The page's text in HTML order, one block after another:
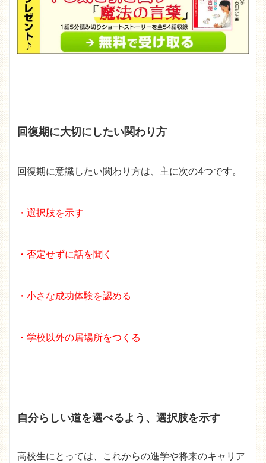
回復期に大切にしたい関わり方
回復期に意識したい関わり方は、主に次の4つです。
・選択肢を示す
・否定せずに話を聞く
・小さな成功体験を認める
・学校以外の居場所をつくる
自分らしい道を選べるよう、選択肢を示す
高校生にとっては、これからの進学や将来のキャリア